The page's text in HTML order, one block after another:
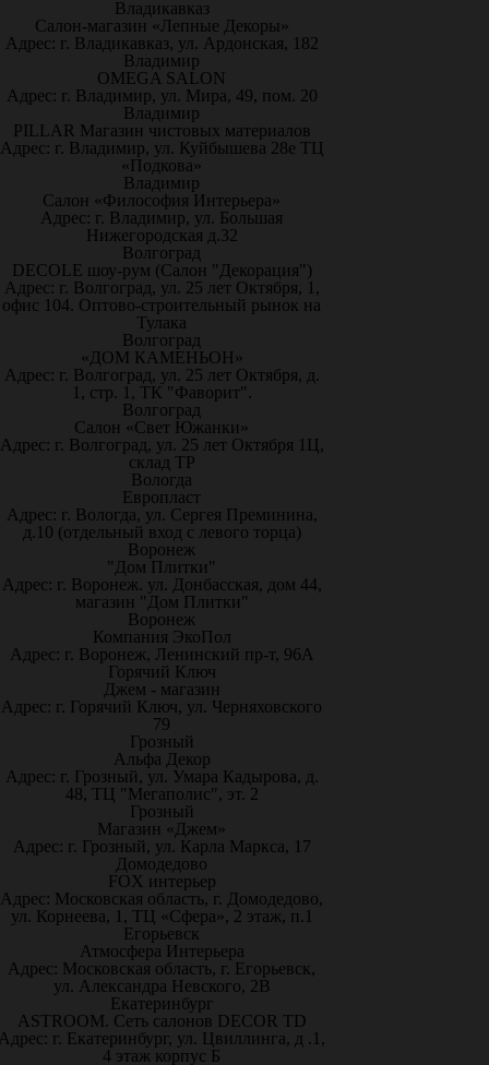
Владикавказ
Салон-магазин «Лепные Декоры»
Адрес: г. Владикавказ, ул. Ардонская, 182
Владимир
OMEGA SALON
Адрес: г. Владимир, ул. Мира, 49, пом. 20
Владимир
PILLAR Магазин чистовых материалов
Адрес: г. Владимир, ул. Куйбышева 28е ТЦ
«Подкова»
Владимир
Салон «Философия Интерьера»
Адрес: г. Владимир, ул. Большая
Нижегородская д.32
Волгоград
DECOLE шоу-рум (Салон "Декорация")
Адрес: г. Волгоград, ул. 25 лет Октября, 1,
офис 104. Оптово-строительный рынок на
Тулака
Волгоград
«ДОМ КАМЕНЬОН»
Адрес: г. Волгоград, ул. 25 лет Октября, д.
1, стр. 1, ТК "Фаворит".
Волгоград
Салон «Свет Южанки»
Адрес: г. Волгоград, ул. 25 лет Октября 1Ц,
склад ТР
Вологда
Европласт
Адрес: г. Вологда, ул. Сергея Преминина,
д.10 (отдельный вход с левого торца)
Воронеж
"Дом Плитки"
Адрес: г. Воронеж. ул. Донбасская, дом 44,
магазин "Дом Плитки"
Воронеж
Компания ЭкоПол
Адрес: г. Воронеж, Ленинский пр-т, 96А
Горячий Ключ
Джем - магазин
Адрес: г. Горячий Ключ, ул. Черняховского
79
Грозный
Альфа Декор
Адрес: г. Грозный, ул. Умара Кадырова, д.
48, ТЦ "Мегаполис", эт. 2
Грозный
Магазин «Джем»
Адрес: г. Грозный, ул. Карла Маркса, 17
Домодедово
FOX интерьер
Адрес: Московская область, г. Домодедово,
ул. Корнеева, 1, ТЦ «Сфера», 2 этаж, п.1
Егорьевск
Атмосфера Интерьера
Адрес: Московская область, г. Егорьевск,
ул. Александра Невского, 2В
Екатеринбург
ASTROOM. Сеть салонов DECOR TD
г. Екатеринбург, ул. Цвиллинга, д .1,
4 этаж корпус Б